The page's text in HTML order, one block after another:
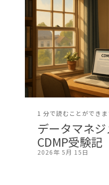
1 分で読むことができま
データマネ
CDMP受験記
2026年 5月 15日